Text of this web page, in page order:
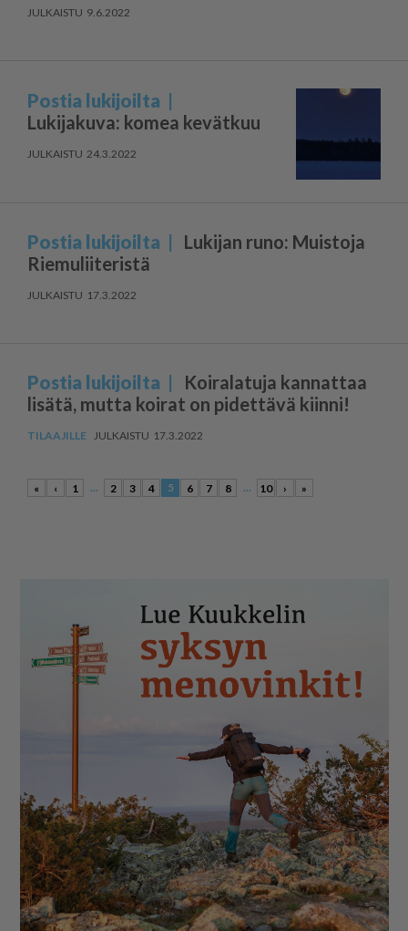
9.6.2022
Postia lukijoilta
Lukijakuva: komea kevätkuu
24.3.2022
Postia lukijoilta
Lukijan runo: Muistoja
Riemuliiteristä
17.3.2022
Postia lukijoilta
Koiralatuja kannattaa
lisätä, mutta koirat on pidettävä kiinni!
17.3.2022
« ‹ 1 ... 2 3 4 5 6 7 8 ... 10 › »